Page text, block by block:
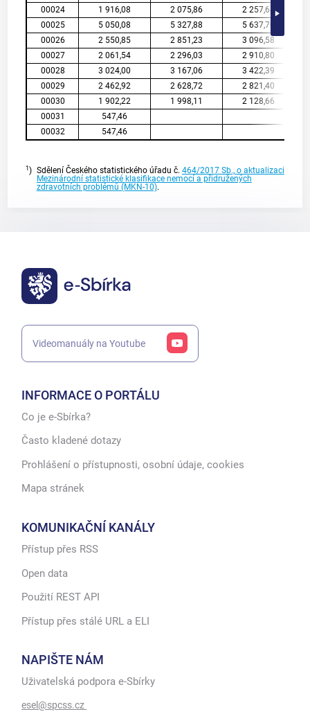
00024
1 916,08 2 075,86
2 257,64
00025
5 050,08 5 327,88
5 637,70
00026
2 550,85 2 851,23
3 096,58
00027
2 061,54 2 296,03
2 910,80
00028
3 024,00 3 167,06
3 422,39
00029
2 462,92 2 628,72
2 821,40
00030
1 902,22 1 998,11
2 128,66
00031
547,46
00032
547,46
1) Sdělení Českého statistického úřadu č. 464/2017 Sb., o aktualizaci
Mezinárodní statistické klasifikace nemocí a přidružených
zdravotních problémů (MKN-10).
Videomanuály na Youtube
INFORMACE O PORTÁLU
Co je e-Sbírka?
Často kladené dotazy
Prohlášení o přístupnosti, osobní údaje, cookies
Mapa stránek
KOMUNIKAČNÍ KANÁLY
Přístup přes RSS
Open data
Použití REST API
Přístup přes stálé URL a ELI
NAPIŠTE NÁM
Uživatelská podpora e-Sbírky
esel@spcss.cz